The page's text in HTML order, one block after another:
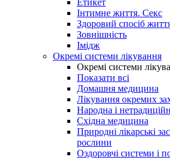
Етикет
Інтимне життя. Секс
Здоровий спосіб
Зовнішність
Імідж
Окремі системи лікування
Окремі системи
Показати всі
Домашня медицина
Лікування окремих
Народна і
Східна медицина
Природні лікарські
рослини
Оздоровчі системи і